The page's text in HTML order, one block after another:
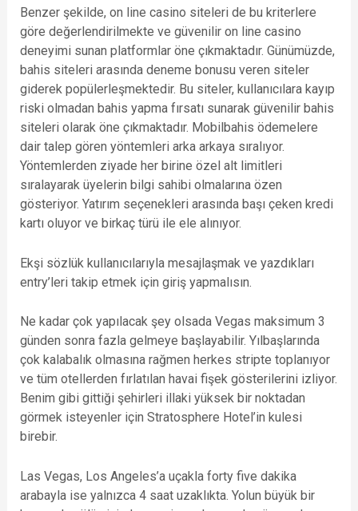
Benzer şekilde, on line casino siteleri de bu kriterlere
göre değerlendirilmekte ve güvenilir on line casino
deneyimi sunan platformlar öne çıkmaktadır. Günümüzde,
bahis siteleri arasında deneme bonusu veren siteler
giderek popülerleşmektedir. Bu siteler, kullanıcılara kayıp
riski olmadan bahis yapma fırsatı sunarak güvenilir bahis
siteleri olarak öne çıkmaktadır. Mobilbahis ödemelere
dair talep gören yöntemleri arka arkaya sıralıyor.
Yöntemlerden ziyade her birine özel alt limitleri
sıralayarak üyelerin bilgi sahibi olmalarına özen
gösteriyor. Yatırım seçenekleri arasında başı çeken kredi
kartı oluyor ve birkaç türü ile ele alınıyor.
Ekşi sözlük kullanıcılarıyla mesajlaşmak ve yazdıkları
entry’leri takip etmek için giriş yapmalısın.
Ne kadar çok yapılacak şey olsada Vegas maksimum 3
günden sonra fazla gelmeye başlayabilir. Yılbaşlarında
çok kalabalık olmasına rağmen herkes stripte toplanıyor
ve tüm otellerden fırlatılan havai fişek gösterilerini izliyor.
Benim gibi gittiği şehirleri illaki yüksek bir noktadan
görmek isteyenler için Stratosphere Hotel’in kulesi
birebir.
Las Vegas, Los Angeles’a uçakla forty five dakika
arabayla ise yalnızca 4 saat uzaklıkta. Yolun büyük bir